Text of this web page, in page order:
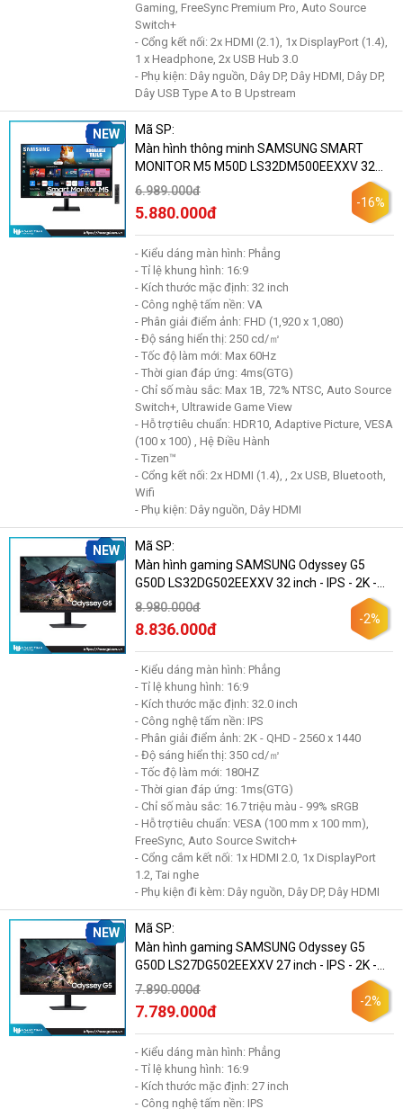
Gaming, FreeSync Premium Pro, Auto Source
Switch+
- Cổng kết nối: 2x HDMI (2.1), 1x DisplayPort (1.4),
1 x Headphone, 2x USB Hub 3.0
- Phụ kiện: Dây nguồn, Dây DP, Dây HDMI, Dây DP,
Dây USB Type A to B Upstream
NEW
Mã SP:
Màn hình thông minh SAMSUNG SMART
MONITOR M5 M50D LS32DM500EEXXV 32
inch - VA - FHD - 60Hz - 4ms
6.989.000đ
5.880.000đ
-16%
- Kiểu dáng màn hình: Phẳng
- Tỉ lệ khung hình: 16:9
- Kích thước mặc định: 32 inch
- Công nghệ tấm nền: VA
- Phân giải điểm ảnh: FHD (1,920 x 1,080)
- Độ sáng hiển thị: 250 cd/㎡
- Tốc độ làm mới: Max 60Hz
- Thời gian đáp ứng: 4ms(GTG)
- Chỉ số màu sắc: Max 1B, 72% NTSC, Auto Source
Switch+, Ultrawide Game View
- Hỗ trợ tiêu chuẩn: HDR10, Adaptive Picture, VESA
(100 x 100) , Hệ Điều Hành
- Tizen™
- Cổng kết nối: 2x HDMI (1.4), , 2x USB, Bluetooth,
Wifi
- Phụ kiện: Dây nguồn, Dây HDMI
NEW
Mã SP:
Màn hình gaming SAMSUNG Odyssey G5
G50D LS32DG502EEXXV 32 inch - IPS - 2K -
180Hz - 1ms
8.980.000đ
8.836.000đ
-2%
- Kiểu dáng màn hình: Phẳng
- Tỉ lệ khung hình: 16:9
- Kích thước mặc định: 32.0 inch
- Công nghệ tấm nền: IPS
- Phân giải điểm ảnh: 2K - QHD - 2560 x 1440
- Độ sáng hiển thị: 350 cd/㎡
- Tốc độ làm mới: 180HZ
- Thời gian đáp ứng: 1ms(GTG)
- Chỉ số màu sắc: 16.7 triệu màu - 99% sRGB
- Hỗ trợ tiêu chuẩn: VESA (100 mm x 100 mm),
FreeSync, Auto Source Switch+
- Cổng cắm kết nối: 1x HDMI 2.0, 1x DisplayPort
1.2, Tai nghe
- Phụ kiện đi kèm: Dây nguồn, Dây DP, Dây HDMI
NEW
Mã SP:
Màn hình gaming SAMSUNG Odyssey G5
G50D LS27DG502EEXXV 27 inch - IPS - 2K -
180Hz - 1ms
7.890.000đ
7.789.000đ
-2%
- Kiểu dáng màn hình: Phẳng
- Tỉ lệ khung hình: 16:9
- Kích thước mặc định: 27 inch
- Công nghệ tấm nền: IPS